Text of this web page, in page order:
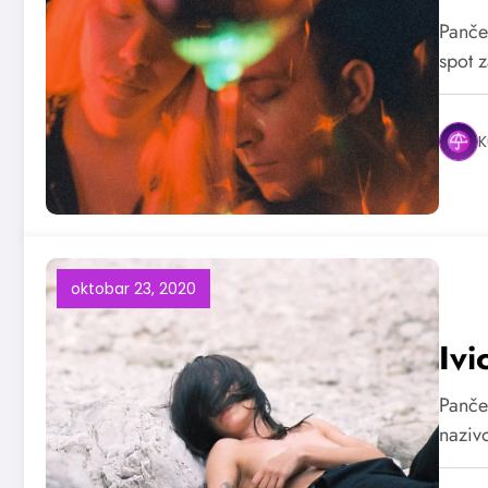
spot
oktobar 23, 2020